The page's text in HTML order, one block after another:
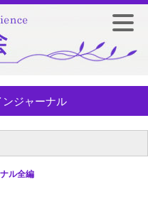
ジャーナル
ル全編